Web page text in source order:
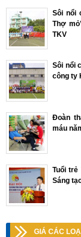
Sôi nổi
Thợ
TKV
Sôi nổi
công ty
Đoàn
máu
Tuổi
Sáng
GIÁ CÁC